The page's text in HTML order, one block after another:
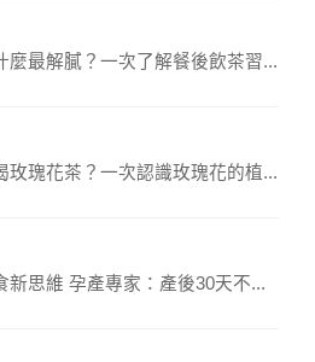
麼最解膩？一次了解餐後飲茶習...
玫瑰花茶？一次認識玫瑰花的植...
新思維 孕產專家：產後30天不...